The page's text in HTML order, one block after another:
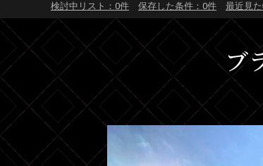
検討中リスト： 0件 保存した条件： 0件 最近見た
ブ